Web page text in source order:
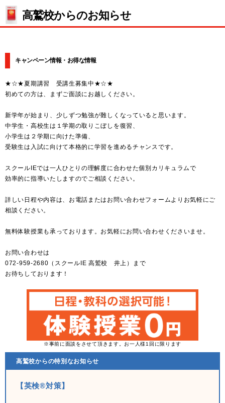
高鷲校からのお知らせ
キャンペーン情報・お得な情報
★☆★夏期講習 受講生募集中★☆★
初めての方は、まずご面談にお越しください。
新学年が始まり、少しずつ勉強が難しくなっていると思います。
中学生・高校生は１学期の取りこぼしを復習、
小学生は２学期に向けた準備、
受験生は入試に向けて本格的に学習を進めるチャンスです。
スクールIEでは一人ひとりの理解度に合わせた個別カリキュラムで
効率的に指導いたしますのでご相談ください。
詳しい日程や内容は、お電話またはお問い合わせフォームよりお気軽にご
相談ください。
無料体験授業も承っております。お気軽にお問い合わせくださいませ。
お問い合わせは
072-959-2680（スクールIE 高鷲校 井上）まで
お待ちしております！
※事前に面談をさせて頂きます。お一人様1回に限ります
高鷲校からの特別なお知らせ
【英検®対策】